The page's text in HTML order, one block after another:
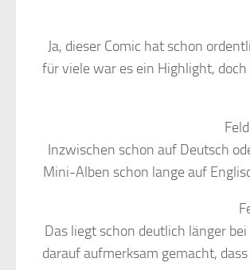
Ja, dieser Comic hat schon
für viele war es ein Highlight,
Inzwischen schon auf Deutsch
Mini-Alben schon lange auf
Das liegt schon deutlich länger
darauf aufmerksam gemacht,